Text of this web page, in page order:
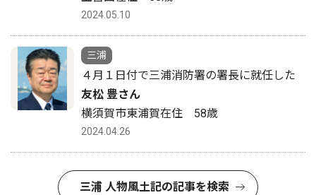
2024.05.10
三浦
４月１日付で三浦消防署の署長に就任した
友松 豊さん
横須賀市東浦賀在住 58歳
2024.04.26
三浦 人物風土記の記事を検索